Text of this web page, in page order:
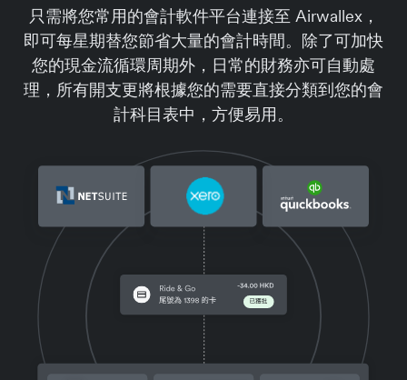
只需將您常用的會計軟件平台連接至 Airwallex，
即可每星期替您節省大量的會計時間。除了可加快
您的現金流循環周期外，日常的財務亦可自動處
理，所有開支更將根據您的需要直接分類到您的會
計科目表中，方便易用。